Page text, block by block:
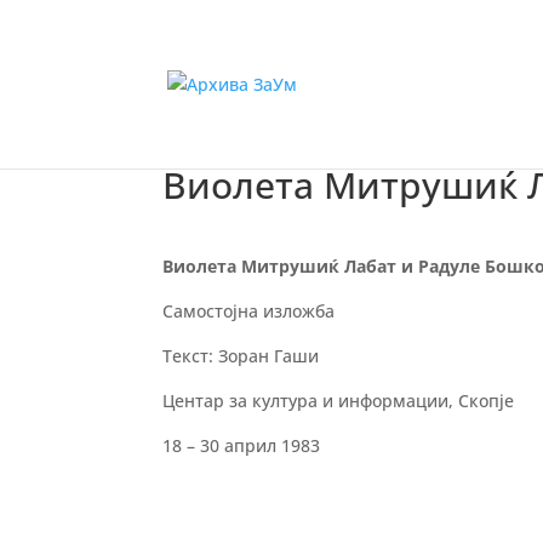
Виолета Митрушиќ
Виолета Митрушиќ Лабат и Радуле
Самостојна изложба
Текст: Зоран Гаши
Центар за култура и информации, Скопје
18 – 30 април 1983